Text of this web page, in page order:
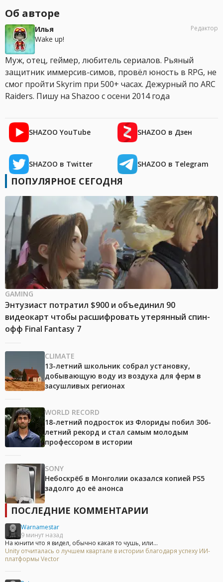
Об авторе
Илья
Wake up!
Редактор
Муж, отец, геймер, любитель сериалов. Рьяный
защитник иммерсив-симов, провёл юность в RPG, не
смог пройти Skyrim при 500+ часах. Дежурный по ARC
Raiders. Пишу на Shazoo с осени 2014 года
SHAZOO YouTube SHAZOO в Дзен
SHAZOO в Twitter SHAZOO в Telegram
ПОПУЛЯРНОЕ СЕГОДНЯ
GAMING
Энтузиаст потратил $900 и объединил 90
видеокарт чтобы расшифровать утерянный спин-
офф Final Fantasy 7
CLIMATE
13-летний школьник собрал установку,
добывающую воду из воздуха для ферм в
засушливых регионах
WORLD RECORD
18-летний подросток из Флориды побил 306-
летний рекорд и стал самым молодым
профессором в истории
SONY
Небоскрёб в Монголии оказался копией PS5
задолго до её анонса
ПОСЛЕДНИЕ КОММЕНТАРИИ
Warnamestar
9 минут назад
На юнити что я видел, обычно какая то чушь, или...
Unity отчиталась о лучшем квартале в истории благодаря успеху ИИ-
платформы Vector